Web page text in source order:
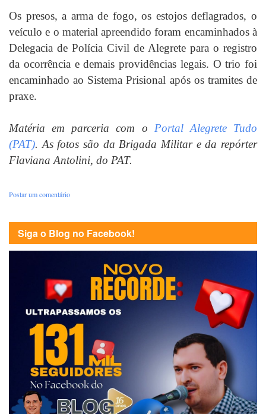
Os presos, a arma de fogo, os estojos deflagrados, o
veículo e o material apreendido foram encaminhados à
Delegacia de Polícia Civil de Alegrete para o registro
da ocorrência e demais providências legais. O trio foi
encaminhado ao Sistema Prisional após os tramites de
praxe.
Matéria em parceria com o Portal Alegrete Tudo
(PAT). As fotos são da Brigada Militar e da repórter
Flaviana Antolini, do PAT.
Postar um comentário
Siga o Blog no Facebook!